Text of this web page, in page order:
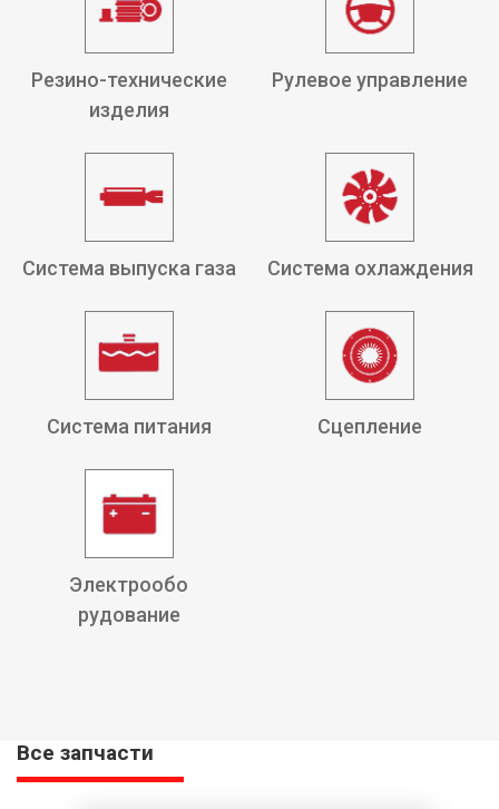
Резино-технические
изделия
Рулевое управление
Система выпуска газа Система охлаждения
Система питания Сцепление
Электрообо
рудование
Все запчасти